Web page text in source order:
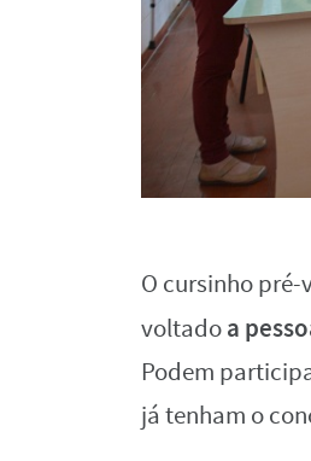
O cursinho
voltadoa
Podem
já tenham o